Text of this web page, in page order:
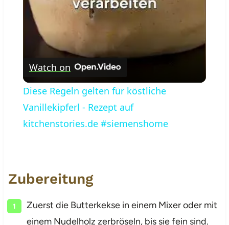
Watch on
Diese Regeln gelten für köstliche
Vanillekipferl - Rezept auf
kitchenstories.de #siemenshome
Zubereitung
Zuerst die Butterkekse in einem Mixer oder mit
einem Nudelholz zerbröseln, bis sie fein sind.